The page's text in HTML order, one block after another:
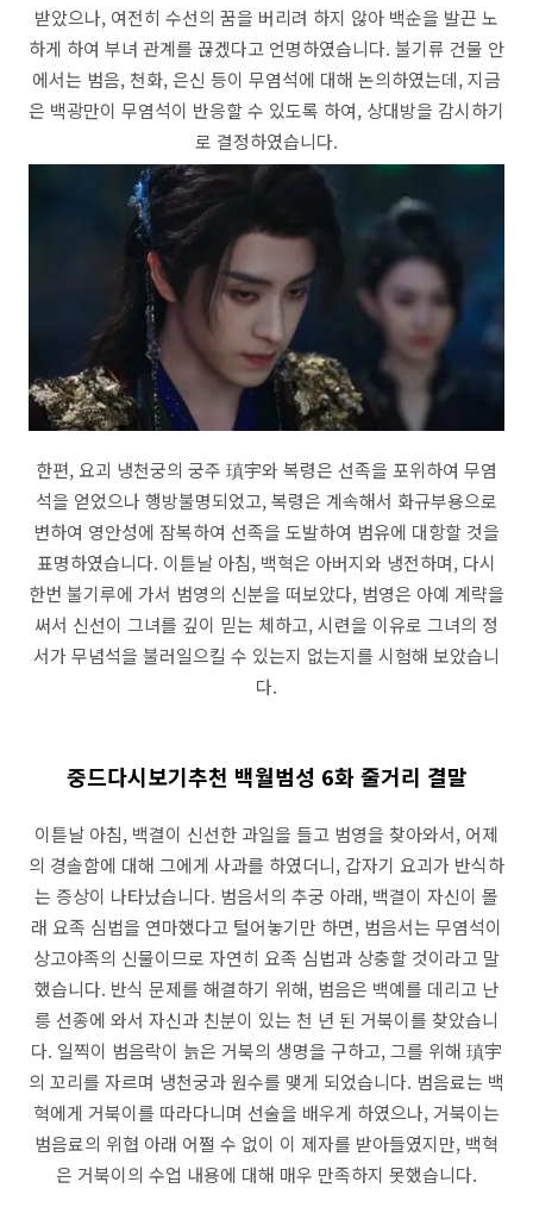
받았으나, 여전히 수선의 꿈을 버리려 하지 않아 백순을 발끈 노
하게 하여 부녀 관계를 끊겠다고 언명하였습니다. 불기류 건물 안
에서는 범음, 천화, 은신 등이 무염석에 대해 논의하였는데, 지금
은 백광만이 무염석이 반응할 수 있도록 하여, 상대방을 감시하기
로 결정하였습니다.
한편, 요괴 냉천궁의 궁주 瑱宇와 복령은 선족을 포위하여 무염
석을 얻었으나 행방불명되었고, 복령은 계속해서 화규부용으로
변하여 영안성에 잠복하여 선족을 도발하여 범유에 대항할 것을
표명하였습니다. 이튿날 아침, 백혁은 아버지와 냉전하며, 다시
한번 불기루에 가서 범영의 신분을 떠보았다, 범영은 아예 계략을
써서 신선이 그녀를 깊이 믿는 체하고, 시련을 이유로 그녀의 정
서가 무념석을 불러일으킬 수 있는지 없는지를 시험해 보았습니
다.
중드다시보기추천 백월범성 6화 줄거리 결말
이튿날 아침, 백결이 신선한 과일을 들고 범영을 찾아와서, 어제
의 경솔함에 대해 그에게 사과를 하였더니, 갑자기 요괴가 반식하
는 증상이 나타났습니다. 범음서의 추궁 아래, 백결이 자신이 몰
래 요족 심법을 연마했다고 털어놓기만 하면, 범음서는 무염석이
상고야족의 신물이므로 자연히 요족 심법과 상충할 것이라고 말
했습니다. 반식 문제를 해결하기 위해, 범음은 백예를 데리고 난
릉 선종에 와서 자신과 친분이 있는 천 년 된 거북이를 찾았습니
다. 일찍이 범음락이 늙은 거북의 생명을 구하고, 그를 위해 瑱宇
의 꼬리를 자르며 냉천궁과 원수를 맺게 되었습니다. 범음료는 백
혁에게 거북이를 따라다니며 선술을 배우게 하였으나, 거북이는
범음료의 위협 아래 어쩔 수 없이 이 제자를 받아들였지만, 백혁
은 거북이의 수업 내용에 대해 매우 만족하지 못했습니다.